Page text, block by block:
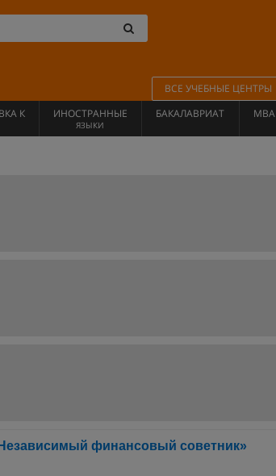
ВСЕ УЧЕБНЫЕ ЦЕНТРЫ
К ИНОСТРАННЫЕ
ЯЗЫКИ
БАКАЛАВРИАТ MBA
финансовый советник»